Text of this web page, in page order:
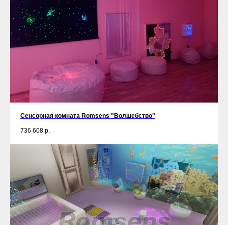
Сенсорная комната Romsens "Волшебство"
736 608 р.